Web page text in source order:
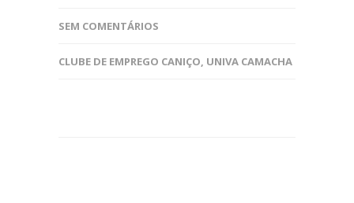
SEM COMENTÁRIOS
CLUBE DE EMPREGO CANIÇO, UNIVA CAMACHA